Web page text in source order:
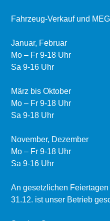
Fahrzeug-Verkauf und
Januar, Februar
Mo – Fr 9-18 Uhr
Sa 9-16 Uhr
März bis Oktober
Mo – Fr 9-18 Uhr
Sa 9-18 Uhr
November, Dezember
Mo – Fr 9-18 Uhr
Sa 9-16 Uhr
An gesetzlichen
31.12. ist unser Betrieb